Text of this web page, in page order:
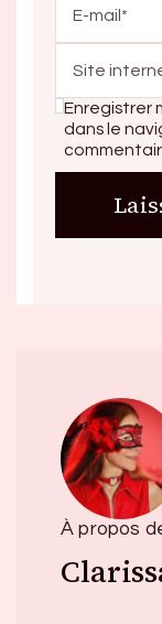
Enregistrer
dans le
À propos